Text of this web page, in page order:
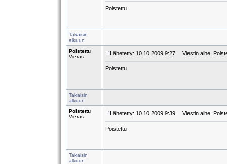
Poistettu
Takaisin
alkuun
Poistettu
Vieras
Lähetetty: 10.10.2009 9:27 Viestin aihe:
Poistettu
Takaisin
alkuun
Poistettu
Vieras
Lähetetty: 10.10.2009 9:39 Viestin aihe:
Poistettu
Takaisin
alkuun